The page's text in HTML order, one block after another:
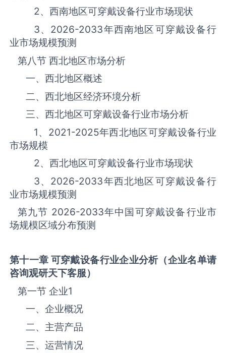
2、西南地区‌‌‌‌‌‌可穿戴设备‌‌‌‌‌‌‌‌‌‌‌‌‌‌‌‌‌‌行业市场现状
3、 2026-2033年西南地区‌‌‌‌‌‌可穿戴设备‌‌‌‌‌‌‌‌‌‌‌‌‌‌‌‌‌‌行
业市场规模预测
第八节 西北地区市场分析
一、西北地区概述
二、西北地区经济环境分析
三、西北地区‌‌‌‌‌‌可穿戴设备‌‌‌‌‌‌‌‌‌‌‌‌‌‌‌‌‌‌行业市场分析
1、 2021-2025年西北地区‌‌‌‌‌‌可穿戴设备‌‌‌‌‌‌‌‌‌‌‌‌‌‌‌‌‌‌行业
市场规模
2、西北地区‌‌‌‌‌‌可穿戴设备‌‌‌‌‌‌‌‌‌‌‌‌‌‌‌‌‌‌行业市场现状
3、 2026-2033年西北地区‌‌‌‌‌‌可穿戴设备‌‌‌‌‌‌‌‌‌‌‌‌‌‌‌‌‌‌行
业市场规模预测
第九节 2026-2033年中国‌‌‌‌‌‌可穿戴设备‌‌‌‌‌‌‌‌‌‌‌‌‌‌‌‌‌‌行业市
场规模区域分布预测
第十一章 可穿戴设备行业企业分析（企业名单请
咨询观研天下客服）
第一节 企业1
一、企业概况
二、主营产品
三、运营情况